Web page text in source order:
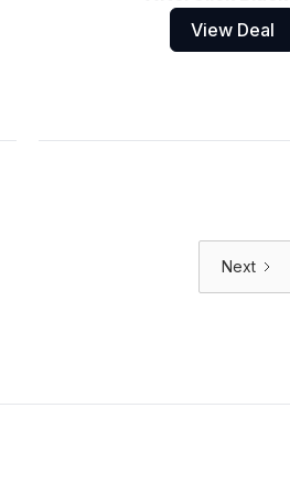
View Deal
Next